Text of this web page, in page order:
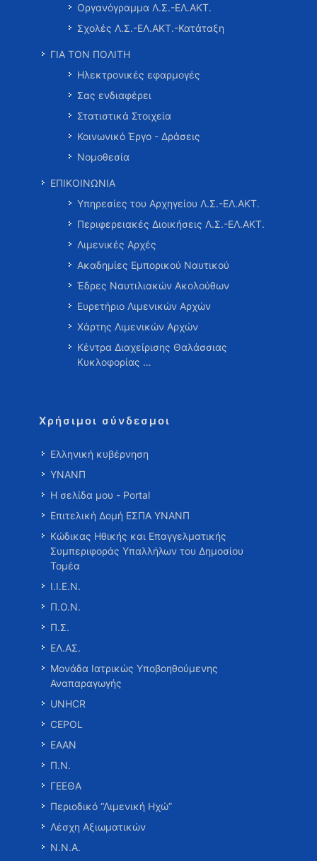
Οργανόγραμμα Λ.Σ.-ΕΛ.ΑΚΤ.
Σχολές Λ.Σ.-ΕΛ.ΑΚΤ.-Κατάταξη
ΓΙΑ ΤΟΝ ΠΟΛΙΤΗ
Ηλεκτρονικές εφαρμογές
Σας ενδιαφέρει
Στατιστικά Στοιχεία
Κοινωνικό Έργο - Δράσεις
Νομοθεσία
ΕΠΙΚΟΙΝΩΝΙΑ
Υπηρεσίες του Αρχηγείου Λ.Σ.-ΕΛ.ΑΚΤ.
Περιφερειακές Διοικήσεις Λ.Σ.-ΕΛ.ΑΚΤ.
Λιμενικές Αρχές
Ακαδημίες Εμπορικού Ναυτικού
Έδρες Ναυτιλιακών Ακολούθων
Ευρετήριο Λιμενικών Αρχών
Χάρτης Λιμενικών Αρχών
Κέντρα Διαχείρισης Θαλάσσιας
Κυκλοφορίας …
Χρήσιμοι σύνδεσμοι
Ελληνική κυβέρνηση
ΥΝΑΝΠ
Η σελίδα μου - Portal
Επιτελική Δομή ΕΣΠΑ ΥΝΑΝΠ
Κώδικας Ηθικής και Επαγγελματικής
Συμπεριφοράς Υπαλλήλων του Δημοσίου
Τομέα
Ι.Ι.Ε.Ν.
Π.Ο.Ν.
Π.Σ.
ΕΛ.ΑΣ.
Μονάδα Ιατρικώς Υποβοηθούμενης
Αναπαραγωγής
UNHCR
CEPOL
ΕΑΑΝ
Π.Ν.
ΓΕΕΘΑ
Περιοδικό “Λιμενική Ηχώ”
Λέσχη Αξιωματικών
Ν.Ν.Α.